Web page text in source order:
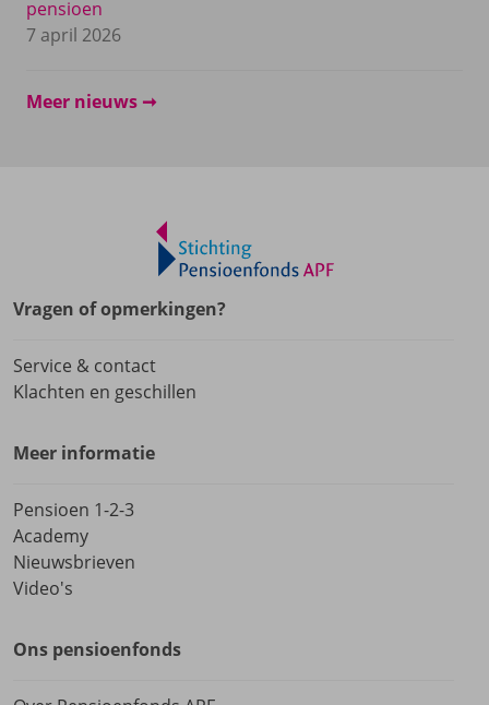
pensioen
7 april 2026
Meer nieuws
Vragen of opmerkingen?
Service & contact
Klachten en geschillen
Meer informatie
Pensioen 1-2-3
Academy
Nieuwsbrieven
Video's
Ons pensioenfonds